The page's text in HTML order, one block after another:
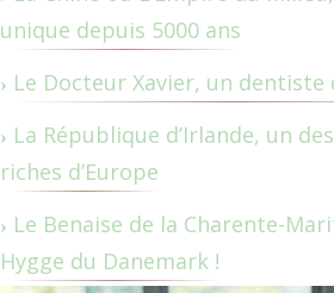
unique depuis 5000 ans
Le Docteur Xavier, un dentiste
La République d’Irlande, un
riches d’Europe
Le Benaise de la Charente-
Hygge du Danemark !